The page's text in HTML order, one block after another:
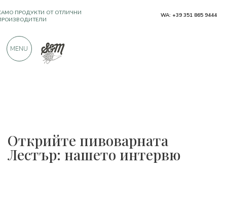
Открийте пивоварната
Лестър: нашето интервю
ПРОДУКТИ ОТ ОТЛИЧНИ
900 ПОЛОЖИТЕЛНИ ОТЗИВИ
WA: +39 351 865 9444
MENU